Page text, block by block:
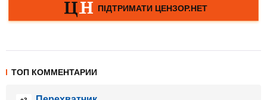
ТОП КОММЕНТАРИИ